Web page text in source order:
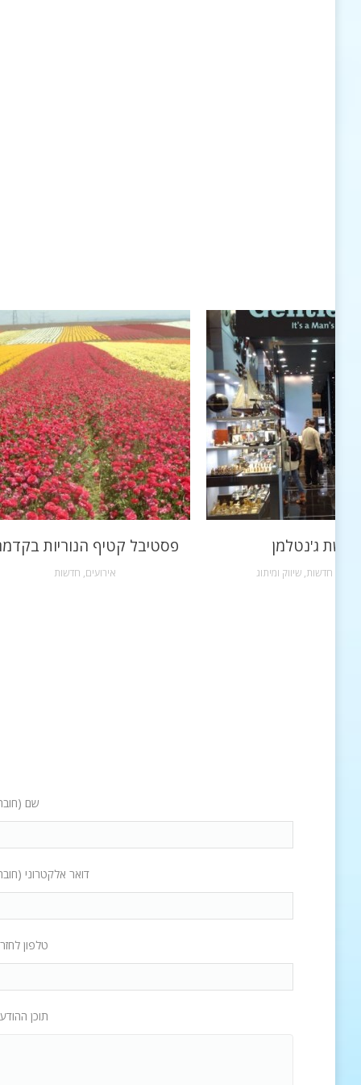
פסטיבל קטיף הנוריות
אירועים, חדשות
רשת ג'נטלמן
חדשות, שיווק ומיתוג
שם
דואר אלקטרוני
טלפון
תוכן